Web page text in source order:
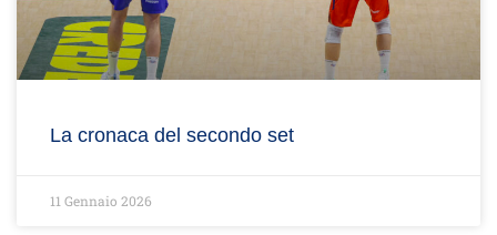
La cronaca del secondo set
11 Gennaio 2026